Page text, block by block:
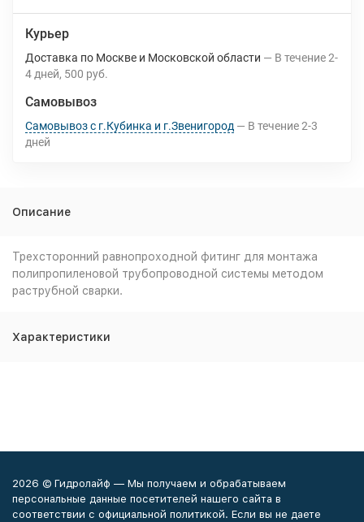
Курьер
Доставка по Москве и Московской области В течение2-
4 дней 500 руб.
Самовывоз
Самовывоз с г.Кубинка и г.Звенигород В течение2-3
дней
Описание
Трехсторонний равнопроходной фитинг для монтажа
полипропиленовой трубопроводной системы методом
раструбной сварки.
Характеристики
2026 © Гидролайф — Мы получаем и обрабатываем
персональные данные посетителей нашего сайта в
соответствии с официальной политикой. Если вы не даете